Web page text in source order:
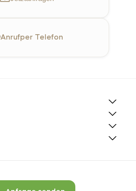
Anrufper Telefon